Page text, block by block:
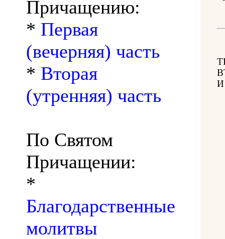
Причащению:
* Первая
(вечерняя) часть
* Вторая
(утренняя) часть
По Святом
Причащении:
*
Благодарственные
молитвы